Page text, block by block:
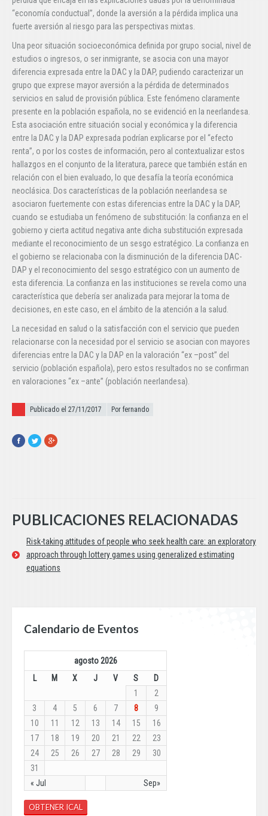
“economía conductual”, donde la aversión a la pérdida implica una
fuerte aversión al riesgo para las perspectivas mixtas.
Una peor situación socioeconómica definida por grupo social, nivel de
estudios o ingresos, o ser inmigrante, se asocia con una mayor
diferencia expresada entre la DAC y la DAP, pudiendo caracterizar un
grupo que exprese mayor aversión a la pérdida de determinados
servicios en salud de provisión pública. Este fenómeno claramente
presente en la población española, no se evidenció en la neerlandesa.
Esta asociación entre situación social y económica y la diferencia
entre la DAC y la DAP expresada podrían explicarse por el “efecto
renta”, o por los costes de información, pero al contextualizar estos
hallazgos en el conjunto de la literatura, parece que también están en
relación con el bien evaluado, lo que desafía la teoría económica
neoclásica. Dos características de la población neerlandesa se
asociaron fuertemente con estas diferencias entre la DAC y la DAP,
cuando se estudiaba un fenómeno de substitución: la confianza en el
gobierno y cierta actitud negativa ante dicha substitución expresada
mediante el reconocimiento de un sesgo estratégico. La confianza en
el gobierno se relacionaba con la disminución de la diferencia DAC-
DAP y el reconocimiento del sesgo estratégico con un aumento de
esta diferencia. La confianza en las instituciones se revela como una
característica que debería ser analizada para mejorar la toma de
decisiones, en este caso, en el ámbito de la atención a la salud.
La necesidad en salud o la satisfacción con el servicio que pueden
relacionarse con la necesidad por el servicio se asocian con mayores
diferencias entre la DAC y la DAP en la valoración “ex –post” del
servicio (población española), pero estos resultados no se confirman
en valoraciones “ex –ante” (población neerlandesa).
Publicado el
Publicado el 27/11/2017 Por fernando
Facebook
TwitterGoogle+
PUBLICACIONES RELACIONADAS
Risk-taking attitudes of people who seek health care: an exploratory
approach through lottery games using generalized estimating
equations
Calendario de Eventos
agosto 2026
L
M X J V S D
« Jul Sep»
1
2
3
4 5 6 7 8
9
10
11 12 13 14 15
16
17
18 19 20 21 22
23
24
25 26 27 28 29
30
31
OBTENER ICAL